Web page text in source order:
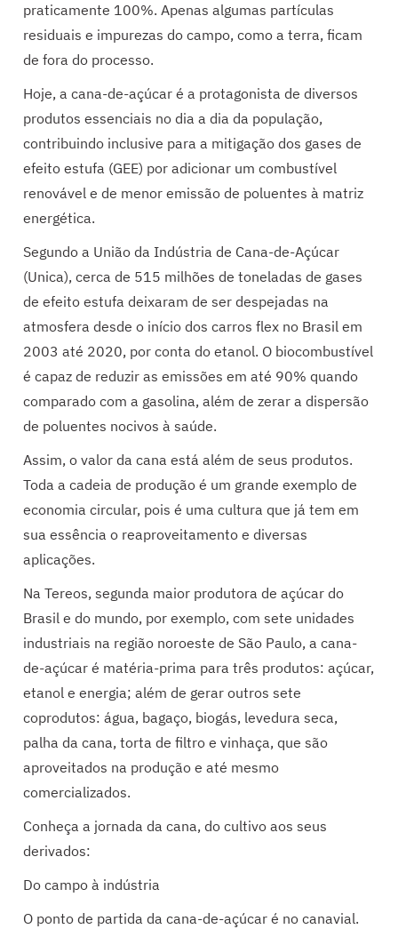
praticamente 100%. Apenas algumas partículas
residuais e impurezas do campo, como a terra, ficam
de fora do processo.
Hoje, a cana-de-açúcar é a protagonista de diversos
produtos essenciais no dia a dia da população,
contribuindo inclusive para a mitigação dos gases de
efeito estufa (GEE) por adicionar um combustível
renovável e de menor emissão de poluentes à matriz
energética.
Segundo a União da Indústria de Cana-de-Açúcar
(Unica), cerca de 515 milhões de toneladas de gases
de efeito estufa deixaram de ser despejadas na
atmosfera desde o início dos carros flex no Brasil em
2003 até 2020, por conta do etanol. O biocombustível
é capaz de reduzir as emissões em até 90% quando
comparado com a gasolina, além de zerar a dispersão
de poluentes nocivos à saúde.
Assim, o valor da cana está além de seus produtos.
Toda a cadeia de produção é um grande exemplo de
economia circular, pois é uma cultura que já tem em
sua essência o reaproveitamento e diversas
aplicações.
Na Tereos, segunda maior produtora de açúcar do
Brasil e do mundo, por exemplo, com sete unidades
industriais na região noroeste de São Paulo, a cana-
de-açúcar é matéria-prima para três produtos: açúcar,
etanol e energia; além de gerar outros sete
coprodutos: água, bagaço, biogás, levedura seca,
palha da cana, torta de filtro e vinhaça, que são
aproveitados na produção e até mesmo
comercializados.
Conheça a jornada da cana, do cultivo aos seus
derivados:
Do campo à indústria
O ponto de partida da cana-de-açúcar é no canavial.